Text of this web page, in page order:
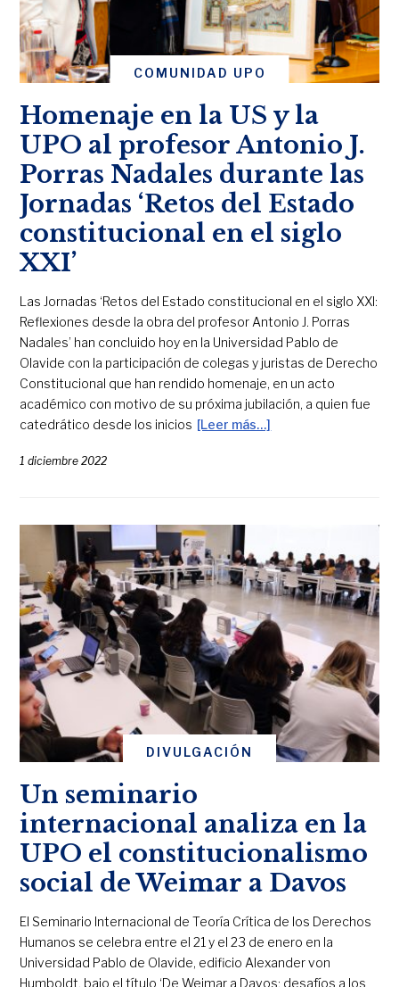
COMUNIDAD UPO
Homenaje en la US y la
UPO al profesor Antonio J.
Porras Nadales durante las
Jornadas ‘Retos del Estado
constitucional en el siglo
XXI’
Las Jornadas ‘Retos del Estado constitucional en el siglo XXI:
Reflexiones desde la obra del profesor Antonio J. Porras
Nadales’ han concluido hoy en la Universidad Pablo de
Olavide con la participación de colegas y juristas de Derecho
Constitucional que han rendido homenaje, en un acto
académico con motivo de su próxima jubilación, a quien fue
catedrático desde los inicios [Leer más…]
1 diciembre 2022
DIVULGACIÓN
Un seminario
internacional analiza en la
UPO el constitucionalismo
social de Weimar a Davos
El Seminario Internacional de Teoría Crítica de los Derechos
Humanos se celebra entre el 21 y el 23 de enero en la
Universidad Pablo de Olavide, edificio Alexander von
Humboldt, bajo el título ‘De Weimar a Davos: desafíos a los